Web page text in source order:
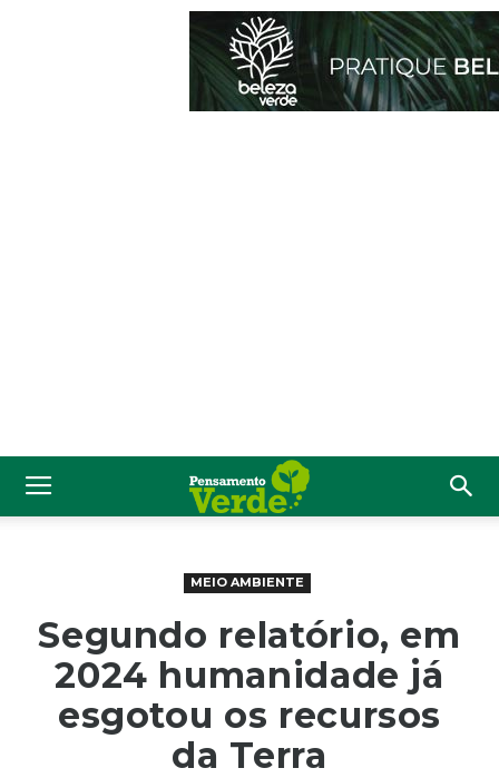
MEIO AMBIENTE
Segundo relatório, em
2024 humanidade já
esgotou os recursos
da Terra